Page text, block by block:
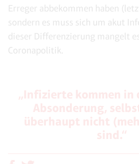
Erreger abbekommen haben
sondern es muss sich um akut
dieser Differenzierung mangelt
Coronapolitik.